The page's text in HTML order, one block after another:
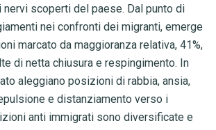
nervi scoperti del paese. Dal punto di
nei confronti dei migranti, emerge
marcato da maggioranza relativa, 41%,
di netta chiusura e respingimento. In
aleggiano posizioni di rabbia, ansia,
e distanziamento verso i
anti immigrati sono diversificate e